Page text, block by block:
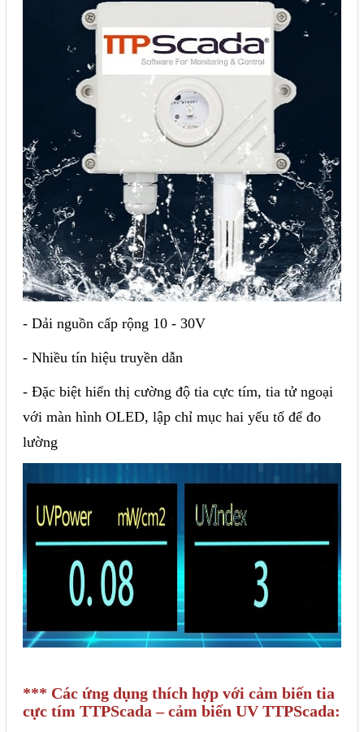
- Dải nguồn cấp rộng 10 - 30V
- Nhiều tín hiệu truyền dẫn
- Đặc biệt hiển thị cường độ tia cực tím, tia tử ngoại
với màn hình OLED, lập chỉ mục hai yếu tố để đo
lường
*** Các ứng dụng thích hợp với cảm biến tia
cực tím TTPScada – cảm biến UV TTPScada:
COPYRIGHT 2018. ALL RIGHTS RESERVED